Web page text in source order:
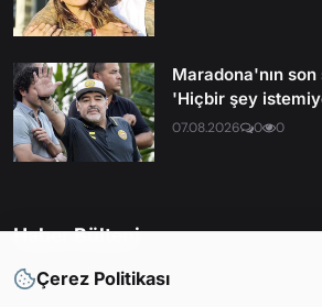
Maradona'nın son
'Hiçbir şey
07.08.2026 0 0
Haber Bülteni
En son haberleri ve güncellemelerden
Çerez Politikası